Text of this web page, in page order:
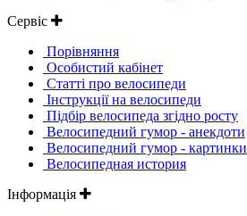
Сервіс
Порівняння
Особистий кабінет
Статті про велосипеди
Інструкції на велосипеди
Підбір велосипеда згідно росту
Велосипедний гумор - анекдоти
Велосипедний гумор - картинки
Велосипедная история
Інформація